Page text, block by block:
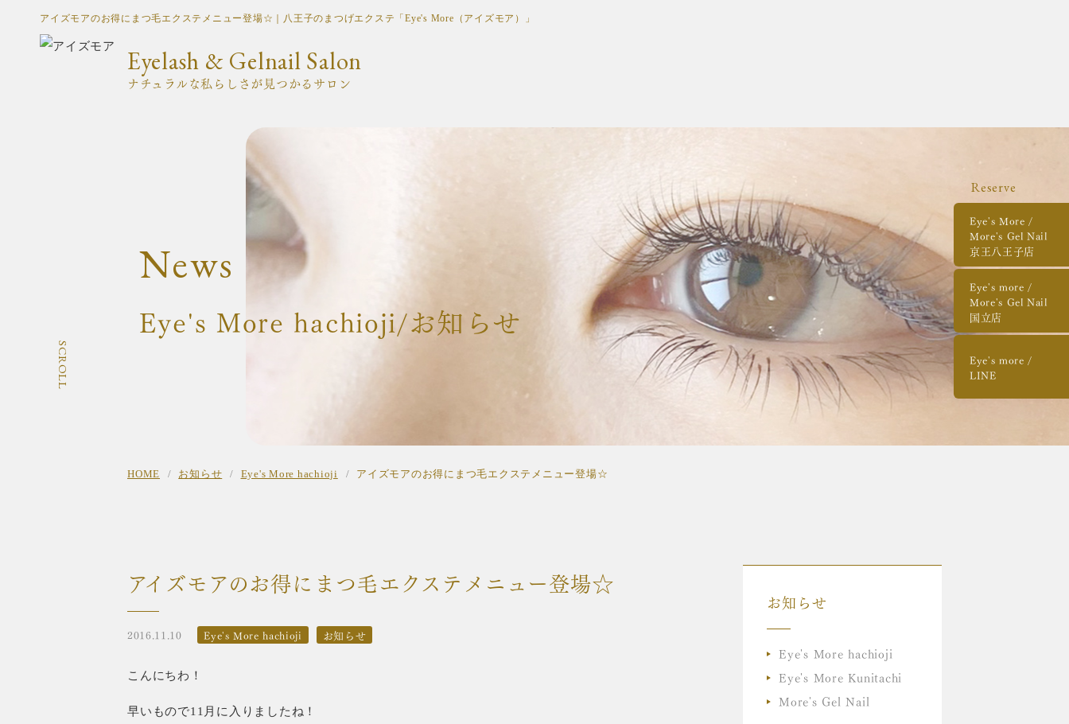
アイズモアのお得にまつ毛エクステメニュー登場☆｜八王子のまつげエクステ「Eye's More（アイズモア）」
Eyelash & Gelnail Salon
ナチュラルな私らしさが見つかるサロン
News
Eye's More hachioji/お知らせ
SCROLL
Reserve
Eye's More /
More's Gel Nail
京王八王子店
Eye's more /
More's Gel Nail
国立店
Eye's more /
LINE
HOME お知らせ Eye's More hachioji アイズモアのお得にまつ毛エクステメニュー登場☆
アイズモアのお得にまつ毛エクステメニュー登場☆
2016.11.10 Eye's More hachioji お知らせ
こんにちわ！
早いもので11月に入りましたね！
お知らせ
Eye's More hachioji
Eye's More Kunitachi
More's Gel Nail